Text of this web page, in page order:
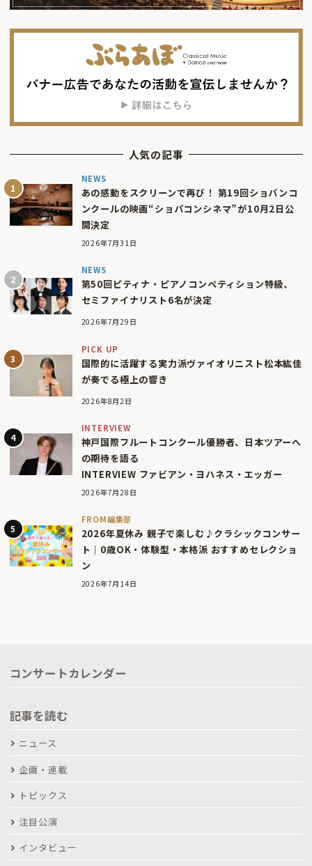
人気の記事
NEWS
あの感動をスクリーンで再び！ 第19回ショパンコ
ンクールの映画“ショパコンシネマ”が10月2日公
開決定
2026年7月31日
NEWS
第50回ピティナ・ピアノコンペティション特級、
セミファイナリスト6名が決定
2026年7月29日
PICK UP
国際的に活躍する実力派ヴァイオリニスト松本紘佳
が奏でる極上の響き
2026年8月2日
INTERVIEW
神戸国際フルートコンクール優勝者、日本ツアーへ
の期待を語る
INTERVIEW ファビアン・ヨハネス・エッガー
2026年7月28日
FROM編集部
2026年夏休み 親子で楽しむ♪クラシックコンサー
ト｜0歳OK・体験型・本格派 おすすめセレクショ
ン
2026年7月14日
コンサートカレンダー
記事を読む
ニュース
企画・連載
トピックス
注目公演
インタビュー